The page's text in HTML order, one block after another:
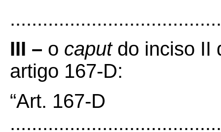
III – o caputdo inciso II
artigo 167-D:
“Art. 167-D